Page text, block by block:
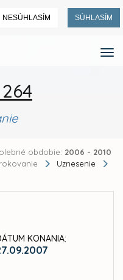
NESÚHLASÍM SÚHLASÍM
obdobie: 2006 - 2010
Uznesenie
KONANIA: